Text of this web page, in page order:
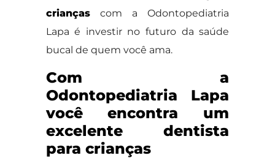
criançascom a Odontopediatria
Lapa é investir no futuro da saúde
bucal de quem você ama.
Com a
Odontopediatria Lapa
você encontra um
excelente dentista
para crianças